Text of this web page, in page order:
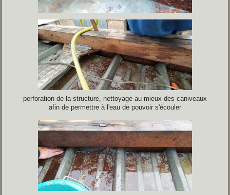
perforation de la structure, nettoyage au mieux des caniveaux
afin de permettre à l'eau de pouvoir s'écouler